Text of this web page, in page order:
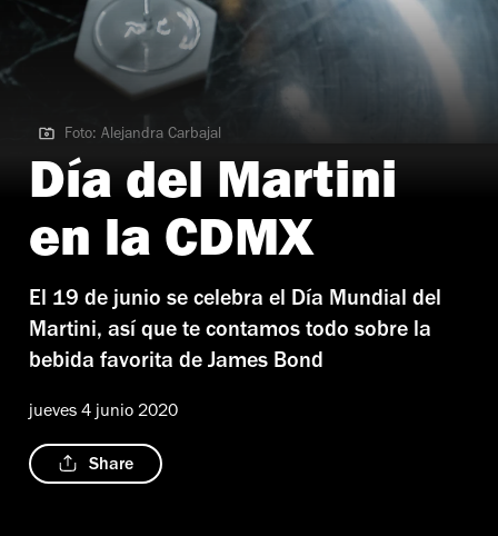
Foto: Alejandra Carbajal
Foto: Alejandra Carbajal
Día del Martini
en la CDMX
El 19 de junio se celebra el Día Mundial del
Martini, así que te contamos todo sobre la
bebida favorita de James Bond
jueves 4 junio 2020
Share